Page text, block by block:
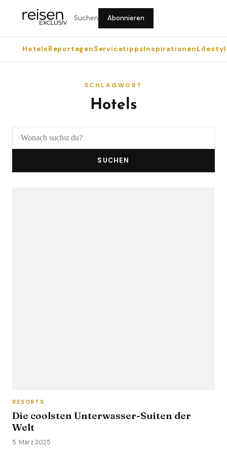
Suchen Abonnieren
HotelsReportagenServicetippsInspirationen
SCHLAGWORT
Hotels
SUCHEN
RESORTS
Die coolsten Unterwasser-Suiten der
Welt
5. März 2025